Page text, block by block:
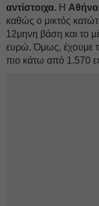
αντίστοιχα. Η Αθήνα
καθώς ο μικτός
12μηνη βάση και το
ευρώ. Όμως, έχουμε
πιο κάτω από 1.570